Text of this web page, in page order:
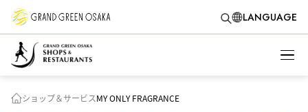
LANGUAGE
ショップ＆サービスMY ONLY FRAGRANCE